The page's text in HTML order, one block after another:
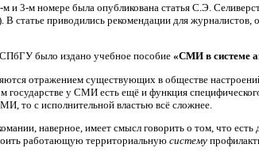
и 3-м номере была опубликована статья С.Э.
В статье приводились рекомендации для
было издано учебное пособие «СМИ в системе
отражением существующих в обществе
государстве у СМИ есть ещё и функция
то с исполнительной властью всё сложнее.
наверное, имеет смысл говорить о том, что
работающую территориальную систему